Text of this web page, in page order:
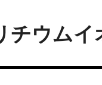
チウム